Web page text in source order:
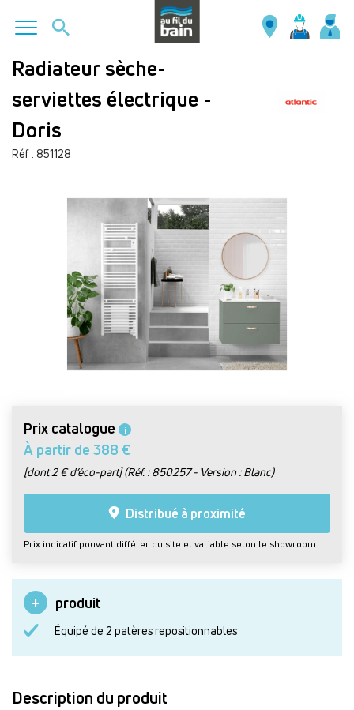
Aller
contenu
principal
Radiateur sèche-
serviettes électrique -
Doris
Réf : 851128
Prix catalogue i
À partir de 388 €
[dont 2 € d’éco-part] (Réf. : 850257 - Version : Blanc)
Distribué à proximité
Prix indicatif pouvant différer du site et variable selon le showroom.
produit
Équipé de 2 patères repositionnables
Description du produit